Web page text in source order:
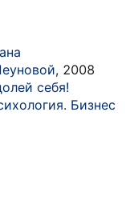
, 2008
себя!
Бизнес